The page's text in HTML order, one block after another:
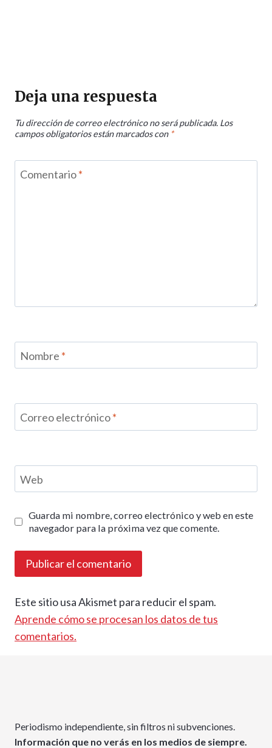
Deja una respuesta
Tu dirección de correo electrónico no será publicada. Los
campos obligatorios están marcados con *
Comentario*
Nombre *
Correo electrónico*
Web
Guarda mi nombre, correo electrónico y web en este
navegador para la próxima vez que comente.
Este sitio usa Akismet para reducir el spam.
Aprende cómo se procesan los datos de tus
comentarios.
Periodismo independiente, sin filtros ni subvenciones.
Información que no verás en los medios de siempre.